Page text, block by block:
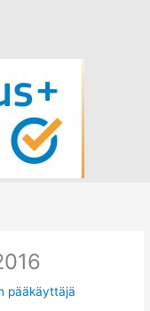
pääkäyttäjä